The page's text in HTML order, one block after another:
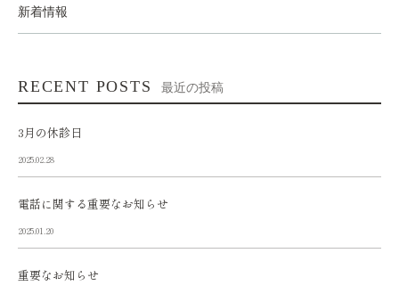
新着情報
RECENT POSTS 最近の投稿
3月の休診日
2025.02.28
電話に関する重要なお知らせ
2025.01.20
重要なお知らせ